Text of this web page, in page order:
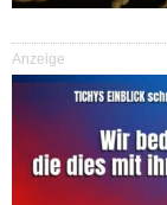
Anzeige